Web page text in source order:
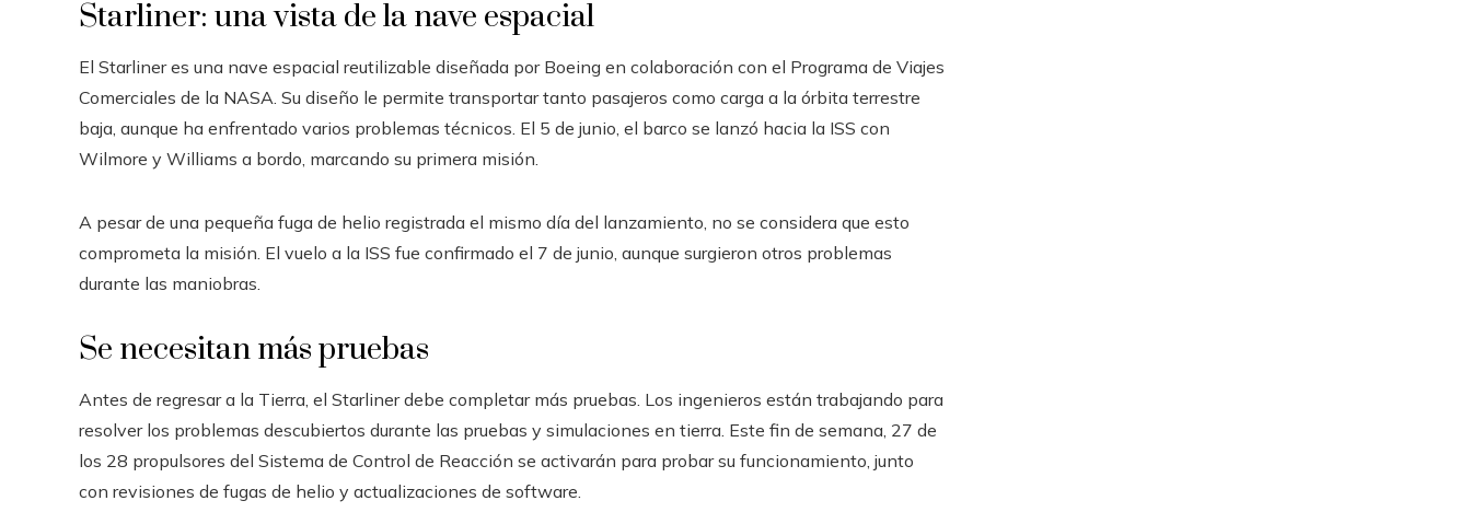
Starliner: una vista de la nave espacial
El Starliner es una nave espacial reutilizable diseñada por Boeing en colaboración con el Programa de Viajes
Comerciales de la NASA. Su diseño le permite transportar tanto pasajeros como carga a la órbita terrestre
baja, aunque ha enfrentado varios problemas técnicos. El 5 de junio, el barco se lanzó hacia la ISS con
Wilmore y Williams a bordo, marcando su primera misión.
A pesar de una pequeña fuga de helio registrada el mismo día del lanzamiento, no se considera que esto
comprometa la misión. El vuelo a la ISS fue confirmado el 7 de junio, aunque surgieron otros problemas
durante las maniobras.
Se necesitan más pruebas
Antes de regresar a la Tierra, el Starliner debe completar más pruebas. Los ingenieros están trabajando para
resolver los problemas descubiertos durante las pruebas y simulaciones en tierra. Este fin de semana, 27 de
los 28 propulsores del Sistema de Control de Reacción se activarán para probar su funcionamiento, junto
con revisiones de fugas de helio y actualizaciones de software.